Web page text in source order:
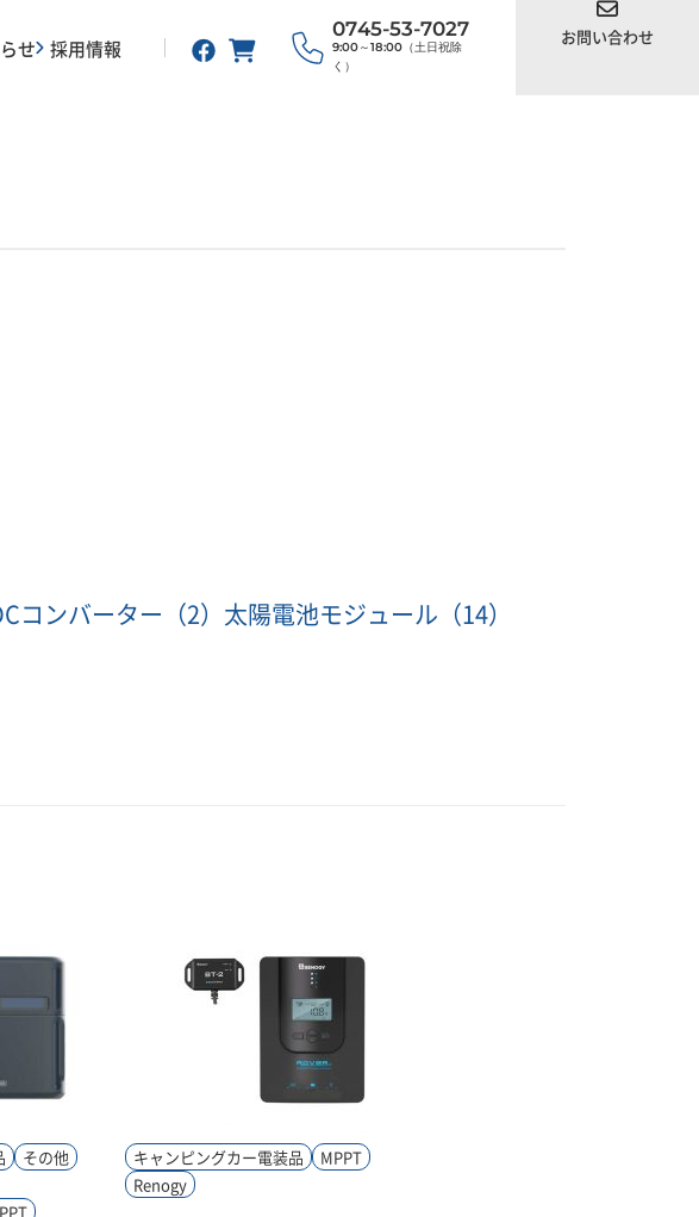
せ 採用情報
0745-53-7027
9:00～18:00（土日祝除
く）
お問い合わせ
コンバーター （2） 太陽電池モジュール （14）
その他
キャンピングカー電装品
MPPT
Renogy